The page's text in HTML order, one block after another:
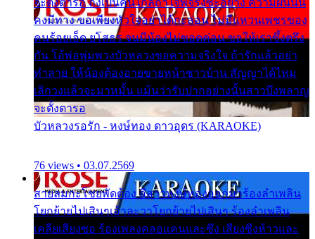
คงมีทาง ขอเพียงหัวใจอย่าได้กะล่อน ไม่มีแหวนเพชรของ
คนร้อยเอ็ด ยโสธร จนมีน้องไม่ขอดค่อน ขอให้เราซึ้งตรึง
กัน โอ้พ่อพุ่มพวงบัวหลวงขอความจริงใจ ถ้ารักแล้วอย่า
ทำลาย ให้น้องต้องอายขายหน้าชาวบ้าน สัญญาได้ไหม
เลิกวงแล้วจะมาหมั้น แม้นว่ารับปากอย่างนั้นสาวบึงพลาญ
จะตั้งตารอ
บัวหลวงรอรัก - หงษ์ทอง ดาวอุดร (KARAOKE)
76 views • 03.07.2569
สายลมกะโชยพัดต้อง อีสาวหงษ์ทองออกมาร้องลำเพลิน
โยกย้ายไปเสินๆเอ้าละวาโยกย้ายไปเสินๆ ร้องลำเพลิน
เคลียเสียงซอ ร้องเพลงคลอแคนและซึง เสียงซึงห้าวและ